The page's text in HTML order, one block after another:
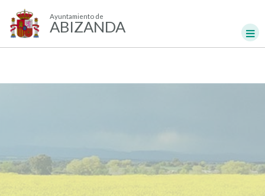
Ayuntamiento de
ABIZANDA